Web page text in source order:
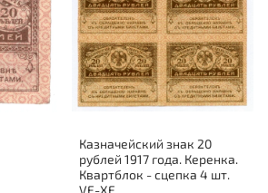
Казначейский знак 20
рублей 1917 года. Керенка.
Квартблок - сцепка 4 шт.
VF-XF